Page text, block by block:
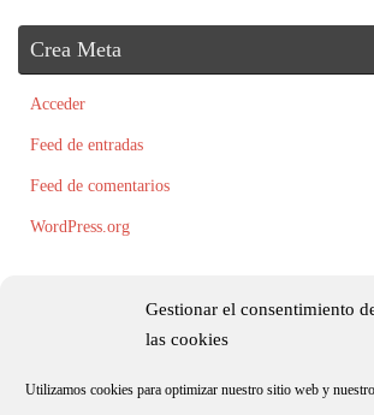
Gestionar el consentimiento
las cookies
Utilizamos cookies para optimizar nuestro sitio web y
Crea Meta
Acceder
Feed de entradas
Feed de comentarios
WordPress.org